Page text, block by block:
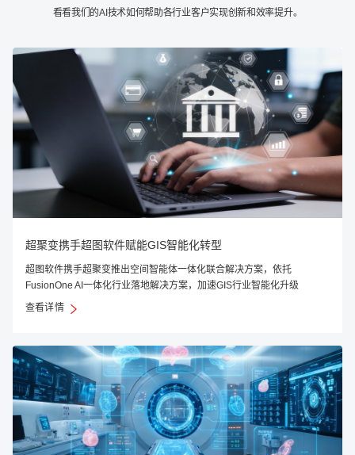
看看我们的AI技术如何帮助各行业客户实现创新和效率提升。
超聚变携手超图软件赋能GIS智能化转型
超图软件携手超聚变推出空间智能体一体化联合解决方案，依托
FusionOne AI一体化行业落地解决方案，加速GIS行业智能化升级
查看详情